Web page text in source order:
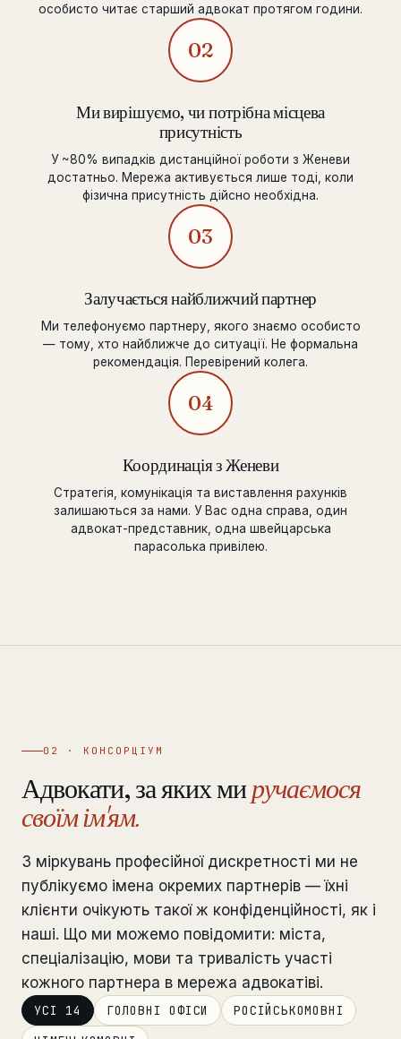
особисто читає старший адвокат протягом години.
02
Ми вирішуємо, чи потрібна місцева
присутність
У ~80% випадків дистанційної роботи з Женеви
достатньо. Мережа активується лише тоді, коли
фізична присутність дійсно необхідна.
03
Залучається найближчий партнер
Ми телефонуємо партнеру, якого знаємо особисто
— тому, хто найближче до ситуації. Не формальна
рекомендація. Перевірений колега.
04
Координація з Женеви
Стратегія, комунікація та виставлення рахунків
залишаються за нами. У Вас одна справа, один
адвокат-представник, одна швейцарська
парасолька привілею.
02 · КОНСОРЦІУМ
Адвокати, за яких миручаємося
своїм ім'ям.
З міркувань професійної дискретності ми не
публікуємо імена окремих партнерів — їхні
клієнти очікують такої ж конфіденційності, як і
наші. Що ми можемо повідомити: міста,
спеціалізацію, мови та тривалість участі
кожного партнера в мережа адвокатіві.
УСІ 14 ГОЛОВНІ ОФІСИ
РОСІЙСЬКОМОВНІ